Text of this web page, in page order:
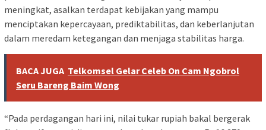
meningkat, asalkan terdapat kebijakan yang mampu
menciptakan kepercayaan, prediktabilitas, dan keberlanjutan
dalam meredam ketegangan dan menjaga stabilitas harga.
BACA JUGA Telkomsel Gelar Celeb On Cam Ngobrol
Seru Bareng Baim Wong
“Pada perdagangan hari ini, nilai tukar rupiah bakal bergerak